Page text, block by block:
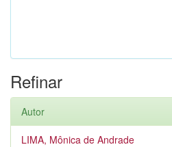
Refinar
Autor
LIMA, Mônica de Andrade